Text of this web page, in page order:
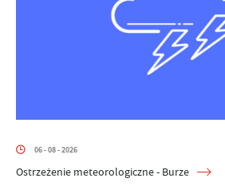
06 - 08 - 2026
Ostrzeżenie meteorologiczne - Burze